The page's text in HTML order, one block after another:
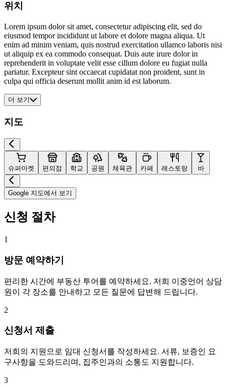
위치
Lorem ipsum dolor sit amet, consectetur adipiscing elit, sed do
eiusmod tempor incididunt ut labore et dolore magna aliqua. Ut
enim ad minim veniam, quis nostrud exercitation ullamco laboris nisi
ut aliquip ex ea commodo consequat. Duis aute irure dolor in
reprehenderit in voluptate velit esse cillum dolore eu fugiat nulla
pariatur. Excepteur sint occaecat cupidatat non proident, sunt in
culpa qui officia deserunt mollit anim id est laborum.
더 보기
지도
슈퍼마켓 편의점 학교 공원 체육관 카페 레스토랑 바
Google 지도에서 보기
신청 절차
1
방문 예약하기
편리한 시간에 부동산 투어를 예약하세요. 저희 이중언어 상담
원이 각 장소를 안내하고 모든 질문에 답변해 드립니다.
2
신청서 제출
저희의 지원으로 임대 신청서를 작성하세요. 서류, 보증인 요
구사항을 도와드리며, 집주인과의 소통도 지원합니다.
3